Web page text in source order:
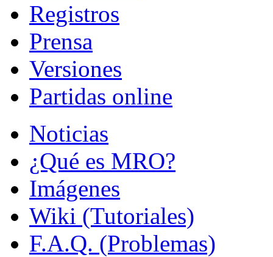
Registros
Prensa
Versiones
Partidas online
Noticias
¿Qué es MRO?
Imágenes
Wiki (Tutoriales)
F.A.Q. (Problemas)